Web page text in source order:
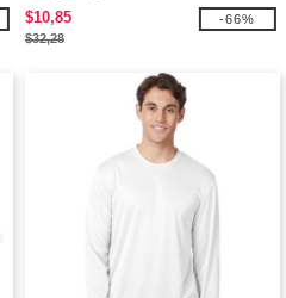
peso pesado
$10,85
$32,28
-66%